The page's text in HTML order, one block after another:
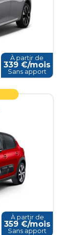
À partir de
339 €/mois
Sans apport
À partir de
359 €/mois
Sans apport